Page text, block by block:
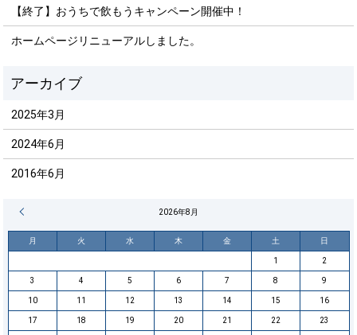
【終了】おうちで飲もうキャンペーン開催中！
ホームページリニューアルしました。
2025年3月
2024年6月
2016年6月
2026年8月
月 火 水 木 金 土 日
1 2
3 4 5 6 7 8 9
10 11 12 13 14 15 16
17 18 19 20 21 22 23